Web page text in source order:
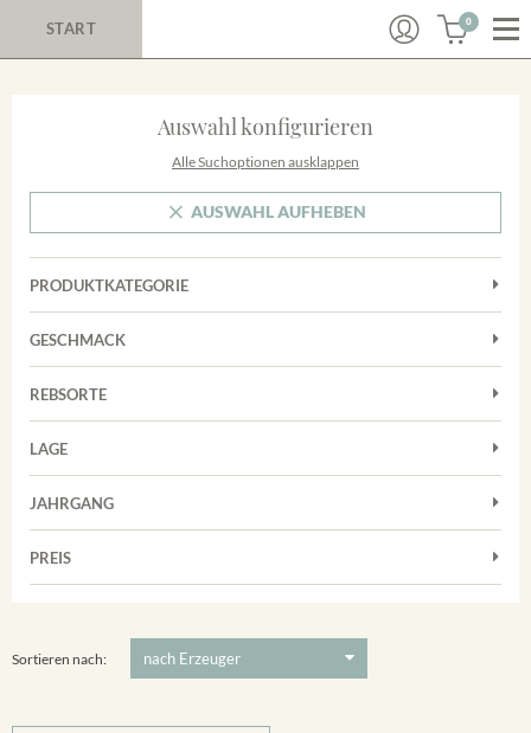
START 0
Auswahl konfigurieren
Alle Suchoptionen ausklappen
AUSWAHL AUFHEBEN
PRODUKTKATEGORIE
Cuvées
Rosé
Weißwein
GESCHMACK
Trocken
REBSORTE
Chardonnay
Grauburgunder
Riesling
Spätburgunder
LAGE
Achkarrer Schlossberg
Vorderer Winklerberg
Winklerberg Hinter Winklen
Winklerberg Winklen
JAHRGANG
PREIS
Sortieren nach: